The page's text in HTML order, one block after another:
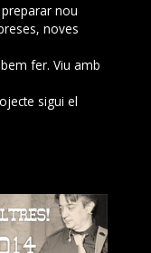
nou
noves
fer. Viu amb
sigui el